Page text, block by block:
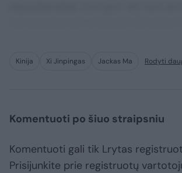
Kinija Xi Jinpingas Jackas Ma Rodyti
Komentuoti po šiuo straipsniu
Komentuoti gali tik Lrytas
Prisijunkite prie registruotų